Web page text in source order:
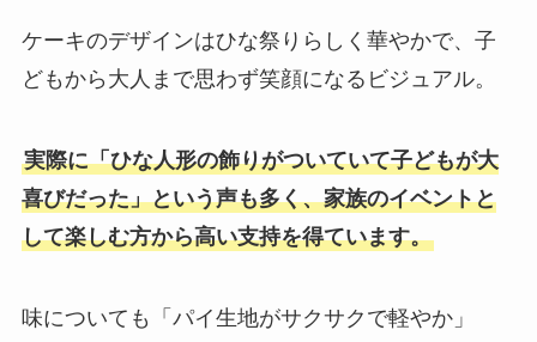
ケーキのデザインはひな祭りらしく華やかで、子
どもから大人まで思わず笑顔になるビジュアル。
実際に「ひな人形の飾りがついていて子どもが大
喜びだった」という声も多く、家族のイベントと
して楽しむ方から高い支持を得ています。
味についても「パイ生地がサクサクで軽やか」